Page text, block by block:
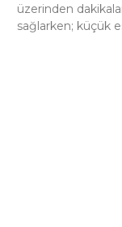
üzerinden
sağlarken; küçük